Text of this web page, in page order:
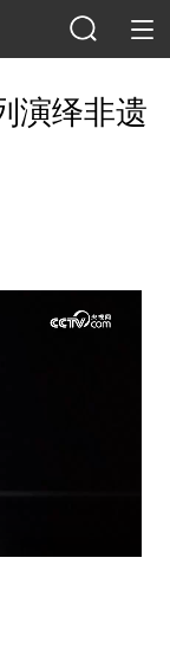
演绎非遗